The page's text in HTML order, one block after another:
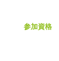
参加資格